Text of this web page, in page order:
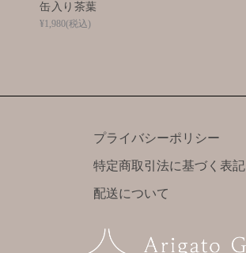
缶入り茶葉
¥1,980(税込)
プライバシーポリシー
特定商取引法に基づく表記
配送について